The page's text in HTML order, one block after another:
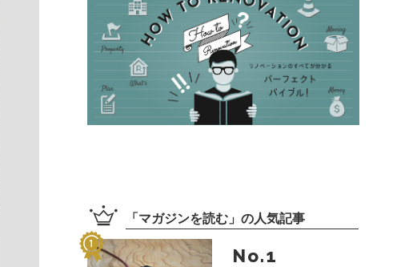
「 マガジンを読む 」の人気記事
No.